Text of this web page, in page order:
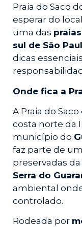
Praia do Saco
esperar do
uma das
sul de São
dicas
Onde fica a
A Praia do
costa norte da
município do
faz parte de
preservadas
Serra do
ambiental
controlado.
Rodeada por